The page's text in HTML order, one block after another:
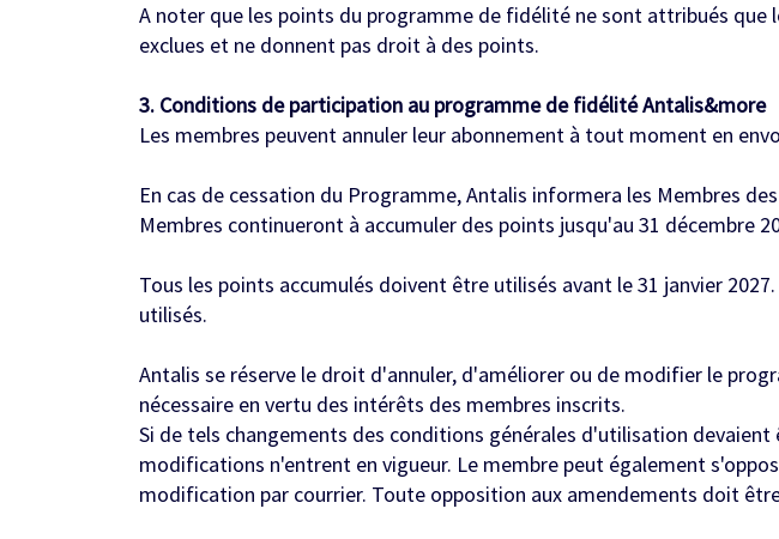
A noter que les points du programme de fidélité ne sont attribués
exclues et ne donnent pas droit à des points.
3. Conditions de participation au programme de fidélité Antalis&more
Les membres peuvent annuler leur abonnement à tout moment en
En cas de cessation du Programme, Antalis informera les Membres
Membres continueront à accumuler des points jusqu'au 31 décembre
Tous les points accumulés doivent être utilisés avant le 31 janvier
utilisés.
Antalis se réserve le droit d'annuler, d'améliorer ou de modifier le
nécessaire en vertu des intérêts des membres inscrits.
Si de tels changements des conditions générales d'utilisation
modifications n'entrent en vigueur. Le membre peut également
modification par courrier. Toute opposition aux amendements doit